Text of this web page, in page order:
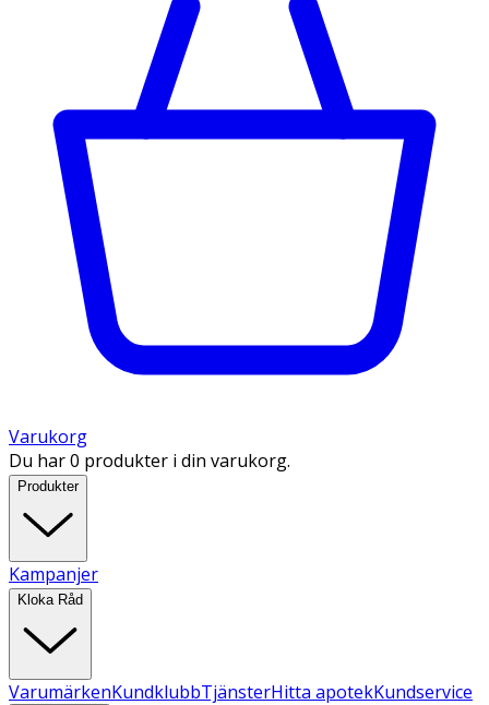
Varukorg
Du har 0 produkter i din varukorg.
Produkter
Kampanjer
Kloka Råd
VarumärkenKundklubbTjänsterHitta apotekKundservice